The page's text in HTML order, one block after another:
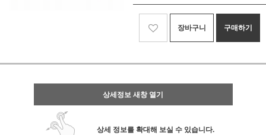
장바구니 구매하기
상세정보 새창 열기
상세 정보를 확대해 보실 수 있습니다.